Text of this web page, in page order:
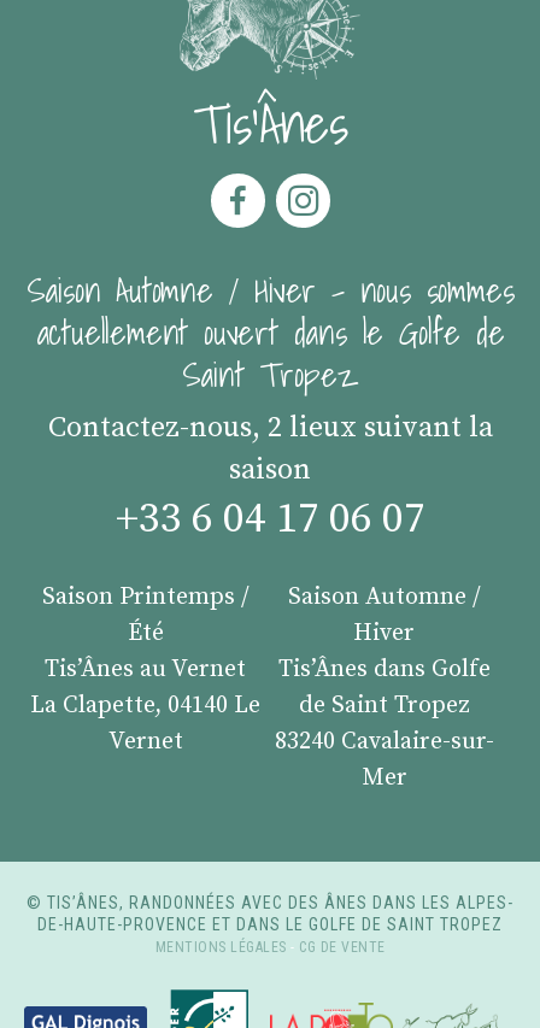
Tis'Ânes
Saison Automne / Hiver - nous sommes
actuellement ouvert dans le Golfe de
Saint Tropez
Contactez-nous, 2 lieux suivant la
saison
+33 6 04 17 06 07
Saison Printemps /
Été
Tis’Ânes au Vernet
La Clapette, 04140 Le
Vernet
Saison Automne /
Hiver
Tis’Ânes dans Golfe
de Saint Tropez
83240 Cavalaire-sur-
Mer
© TIS’ÂNES, RANDONNÉES AVEC DES ÂNES DANS LES ALPES-
DE-HAUTE-PROVENCE ET DANS LE GOLFE DE SAINT TROPEZ
MENTIONS LÉGALES - CG DE VENTE